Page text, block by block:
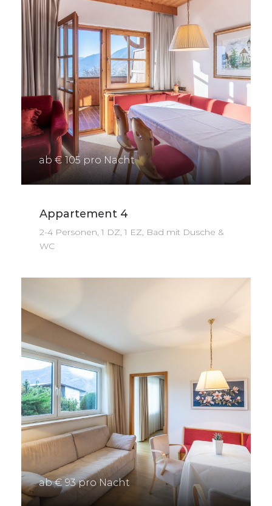
ab € 105 pro Nacht
Appartement 4
2-4 Personen, 1 DZ, 1 EZ, Bad mit Dusche &
WC
ab € 93 pro Nacht